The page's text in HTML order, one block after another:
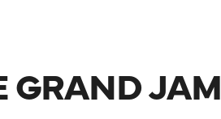
GRAND JAM